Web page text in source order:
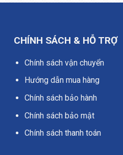
CHÍNH SÁCH & HỖ TRỢ
Chính sách vận chuyển
Hướng dẫn mua hàng
Chính sách bảo hành
Chính sách bảo mật
Chính sách thanh toán